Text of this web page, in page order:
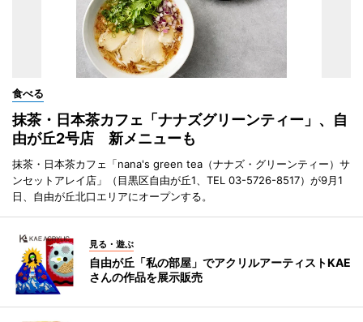
食べる
抹茶・日本茶カフェ「ナナズグリーンティー」、自
由が丘2号店 新メニューも
抹茶・日本茶カフェ「nana's green tea（ナナズ・グリーンティー）サ
ンセットアレイ店」（目黒区自由が丘1、TEL 03-5726-8517）が9月1
日、自由が丘北口エリアにオープンする。
見る・遊ぶ
自由が丘「私の部屋」でアクリルアーティストKAE
さんの作品を展示販売